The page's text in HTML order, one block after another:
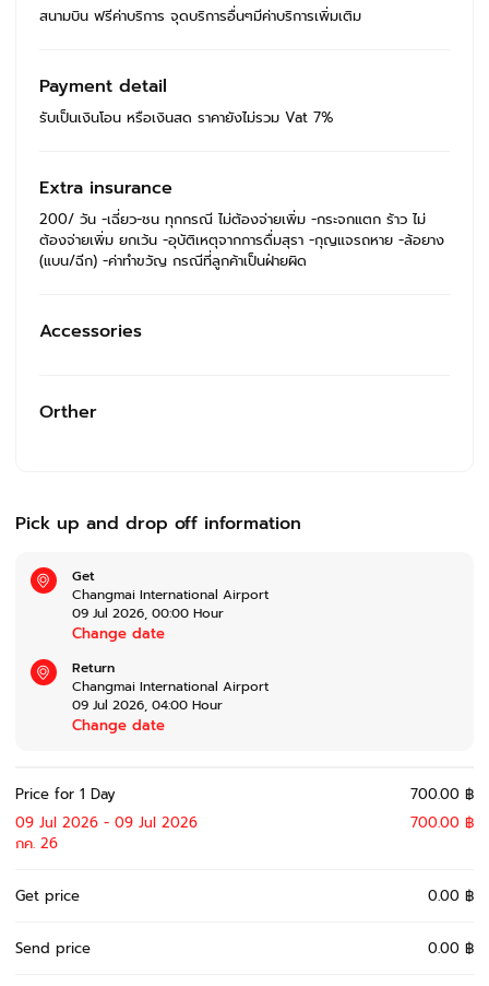
สนามบิน ฟรีค่าบริการ จุดบริการอื่นๆมีค่าบริการเพิ่มเติม
Payment detail
รับเป็นเงินโอน หรือเงินสด ราคายังไม่รวม Vat 7%
Extra insurance
200/ วัน -เฉี่ยว-ชน ทุกกรณี ไม่ต้องจ่ายเพิ่ม -กระจกแตก ร้าว ไม่
ต้องจ่ายเพิ่ม ยกเว้น -อุบัติเหตุจากการดื่มสุรา -กุญแจรถหาย -ล้อยาง
(แบน/ฉีก) -ค่าทำขวัญ กรณีที่ลูกค้าเป็นฝ่ายผิด
Accessories
Orther
Pick up and drop off information
Get
Changmai International Airport
09 Jul 2026, 00:00 Hour
Change date
Return
Changmai International Airport
09 Jul 2026, 04:00 Hour
Change date
Price for 1 Day
700.00 ฿
09 Jul 2026 - 09 Jul 2026
700.00 ฿
กค. 26
Get price 0.00 ฿
Send price 0.00 ฿